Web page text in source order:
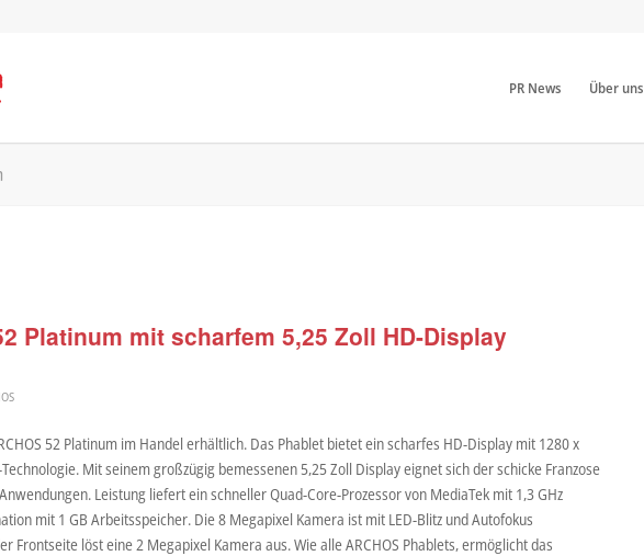
PR News Über uns
Platinum mit scharfem 5,25 Zoll HD-Display
52 Platinum im Handel erhältlich. Das Phablet bietet ein scharfes HD-Display mit 1280 x
Mit seinem großzügig bemessenen 5,25 Zoll Display eignet sich der schicke Franzose
Leistung liefert ein schneller Quad-Core-Prozessor von MediaTek mit 1,3 GHz
mit 1 GB Arbeitsspeicher. Die 8 Megapixel Kamera ist mit LED-Blitz und Autofokus
Frontseite löst eine 2 Megapixel Kamera aus. Wie alle ARCHOS Phablets, ermöglicht das